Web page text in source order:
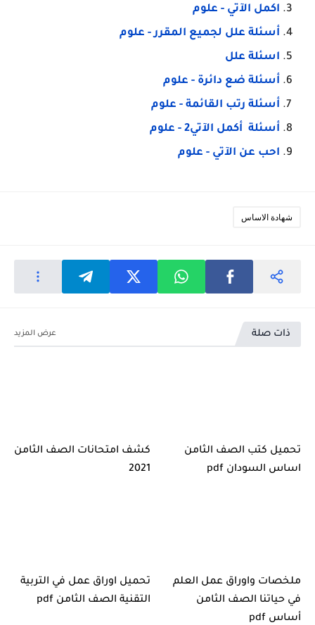
اكمل الآتي - علوم
أسئلة علل لجميع المقرر - علوم
اسئلة علل
أسئلة ضع دائرة - علوم
أسئلة رتب القائمة - علوم
أسئلة أكمل الآتي2 - علوم
احب عن الآتي - علوم
شهادة الاساس
ذات صلة
تحميل كتب الصف الثامن
اساس السودان pdf
كشف امتحانات الصف الثامن
2021
ملخصات واوراق عمل العلم
في حياتنا الصف الثامن
أساس pdf
تحميل اوراق عمل في التربية
التقنية الصف الثامن pdf